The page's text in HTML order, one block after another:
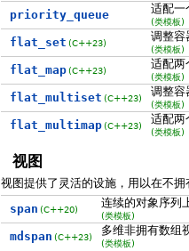
priority_queue 适配一
(类模板)
flat_set (C++23) 调整容
(类模板)
flat_map (C++23) 适配两
(类模板)
flat_multiset (C++23) 调整容
(类模板)
flat_multimap (C++23) 适配两
(类模板)
视图
视图提供了灵活的设施，用以在不
span (C++20) 连续的对象序列
(类模板)
mdspan (C++23) 多维非拥有数组
(类模板)